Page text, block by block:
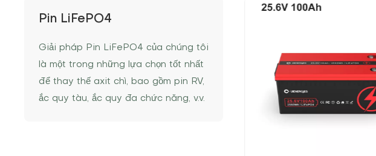
Pin LiFePO4
Giải pháp Pin LiFePO4 của chúng tôi
là một trong những lựa chọn tốt nhất
để thay thế axit chì, bao gồm pin RV,
ắc quy tàu, ắc quy đa chức năng, v.v.